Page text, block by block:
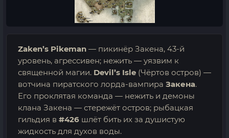
Zaken’s Pikeman — пикинёр Закена, 43-й
уровень, агрессивен; нежить — уязвим к
священной магии. Devil’s Isle (Чёртов остров) —
вотчина пиратского лорда-вампира Закена.
Его проклятая команда — нежить и демоны
клана Закена — стережёт остров; рыбацкая
гильдия в #426 шлёт бить их за душистую
жидкость для духов воды.